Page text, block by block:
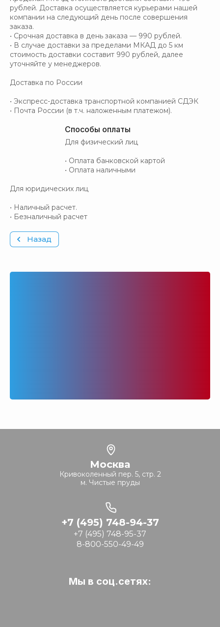
рублей. Доставка осуществляется курьерами нашей
компании на следующий день после совершения
заказа.
• Срочная доставка в день заказа — 990 рублей.
• В случае доставки за пределами МКАД до 5 км
стоимость доставки составит 990 рублей, далее
уточняйте у менеджеров.
Доставка по России
• Экспресс-доставка транспортной компанией СДЭК
• Почта России (в т.ч. наложенным платежом).
Способы оплаты
Для физический лиц
• Оплата банковской картой
• Оплата наличными
Для юридических лиц
• Наличный расчет.
• Безналичный расчет
Назад
Москва
Кривоколенный пер. 5, стр. 2
м. Чистые пруды
+7 (495) 748-94-37
+7 (495) 748-95-37
8-800-550-49-49
Мы в соц.сетях: